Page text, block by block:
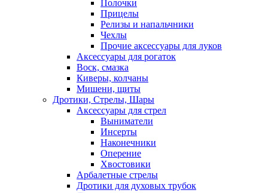
Полочки
Прицелы
Релизы и напальчники
Чехлы
Прочие аксессуары для луков
Аксессуары для рогаток
Воск, смазка
Киверы, колчаны
Мишени, щиты
Дротики, Стрелы, Шары
Аксессуары для стрел
Выниматели
Инсерты
Наконечники
Оперение
Хвостовики
Арбалетные стрелы
Дротики для духовых трубок